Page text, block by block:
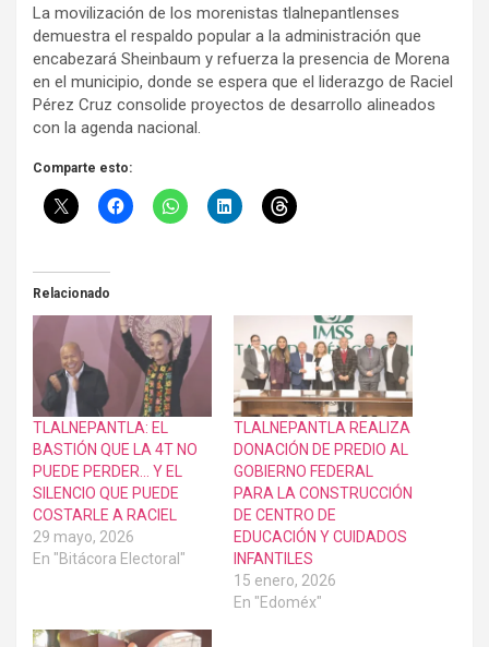
La movilización de los morenistas tlalnepantlenses
demuestra el respaldo popular a la administración que
encabezará Sheinbaum y refuerza la presencia de Morena
en el municipio, donde se espera que el liderazgo de Raciel
Pérez Cruz consolide proyectos de desarrollo alineados
con la agenda nacional.
Comparte esto:
Relacionado
TLALNEPANTLA: EL
BASTIÓN QUE LA 4T NO
PUEDE PERDER… Y EL
SILENCIO QUE PUEDE
COSTARLE A RACIEL
29 mayo, 2026
En "Bitácora Electoral"
TLALNEPANTLA REALIZA
DONACIÓN DE PREDIO AL
GOBIERNO FEDERAL
PARA LA CONSTRUCCIÓN
DE CENTRO DE
EDUCACIÓN Y CUIDADOS
INFANTILES
15 enero, 2026
En "Edoméx"